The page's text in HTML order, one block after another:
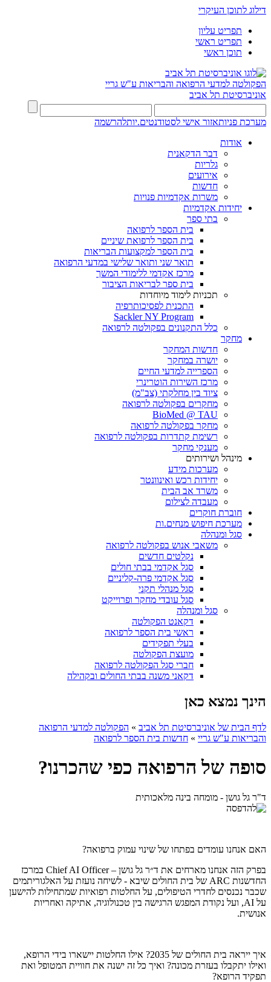
דילוג לתוכן העיקרי
תפריט עליון
תפריט ראשי
תוכן ראשי
הפקולטה למדעי הרפואה והבריאות ע"ש גריי
אוניברסיטת תל אביב
מערכת פניותאזור אישי לסטודנטים.יותלהרשמה
אודות
דבר הדקאנית
גלריות
אירועים
חדשות
משרות אקדמיות פנויות
יחידות אקדמיות
בתי ספר
בית הספר לרפואה
בית הספר לרפואת שיניים
בית הספר למקצועות הבריאות
תואר שני ותואר שלישי במדעי הרפואה
מרכז אקדמי ללימודי המשך
בית ספר לבריאות הציבור
תכניות לימוד מיוחדות
התכנית לפסיכותרפיה
Sackler NY Program
כלל התקנונים בפקולטה לרפואה
מחקר
חדשות המחקר
יושרה במחקר
הספרייה למדעי החיים
מרכז השירות הוטרינרי
ציוד בין מחלקתי (צב"מ)
מחקרים בפקולטה לרפואה
BioMed @ TAU
מחקר בפקולטה לרפואה
רשימת קתדרות בפקולטה לרפואה
מענקי מחקר
מינהל ושירותים
מערכות מידע
יחידות רכש ואינוונטר
משרד אב הבית
מעבדה לצילום
חוברת חוקרים
מערכת חיפוש מנחים.ות
סגל ומנהלה
משאבי אנוש בפקולטה לרפואה
נקלטים חדשים
סגל אקדמי בבתי חולים
סגל אקדמי פרה-קליניים
סגל מנהלי תקני
סגל עובדי מחקר ופרוייקט
סגל ומנהלה
דקאנט הפקולטה
ראשי בית הספר לרפואה
בעלי תפקידים
מועצת הפקולטה
חברי סגל הפקולטה לרפואה
דקאני משנה בבתי החולים ובקהילה
הינך נמצא כאן
לדף הבית של אוניברסיטת תל אביב » הפקולטה למדעי הרפואה
והבריאות ע"ש גריי » חדשות בית הספר לרפואה
סופה של הרפואה כפי שהכרנו?
ד"ר גל גושן - מומחה בינה מלאכותית
האם אנחנו עומדים בפתחו של שינוי עמוק ברפואה?
בפרק הזה אנחנו מארחים את ד״ר גל גושן – Chief AI Officer במרכז
החדשנות ARC של בית החולים שיבא - לשיחה נועזת על האלגוריתמים
שכבר נכנסים לחדרי הטיפולים, על החלטות רפואיות שמתחילות להישען
על AI, ועל נקודת המפגש הרגישה בין טכנולוגיה, אתיקה ואחריות
אנושית.
איך ייראה בית החולים של 2035? אילו החלטות יישארו בידי הרופא,
ואילו יתקבלו בעזרת מכונה? ואיך כל זה ישנה את חוויית המטופל ואת
תפקיד הרופא?